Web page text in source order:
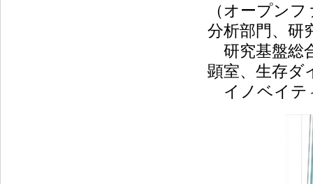
（オープン
分析部門、研
研究基盤総
顕室、生存ダ
イノベイテ